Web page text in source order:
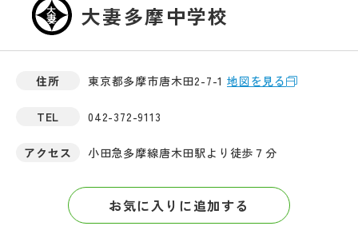
大妻多摩中学校
住所 東京都多摩市唐木田2-7-1地図を見る
TEL 042-372-9113
アクセス 小田急多摩線唐木田駅より徒歩７分
お気に入りに追加する